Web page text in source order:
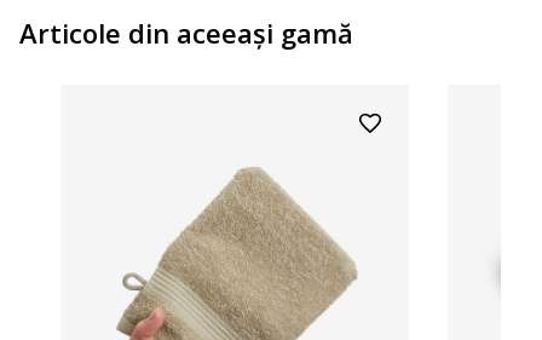
Articole din aceeaşi gamă